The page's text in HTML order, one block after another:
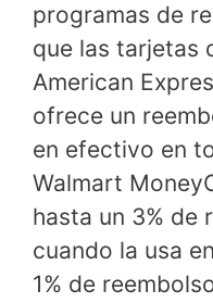
programas de
que las tarjetas
American
ofrece un
en efectivo en
Walmart
hasta un 3% de
cuando la usa
1% de